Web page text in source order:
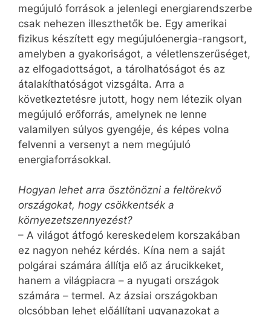
megújuló források a jelenlegi energiarendszerbe
csak nehezen illeszthetők be. Egy amerikai
fizikus készített egy megújulóenergia-rangsort,
amelyben a gyakoriságot, a véletlenszerűséget,
az elfogadottságot, a tárolhatóságot és az
átalakíthatóságot vizsgálta. Arra a
következtetésre jutott, hogy nem létezik olyan
megújuló erőforrás, amelynek ne lenne
valamilyen súlyos gyengéje, és képes volna
felvenni a versenyt a nem megújuló
energiaforrásokkal.
Hogyan lehet arra ösztönözni a feltörekvő
országokat, hogy csökkentsék a
környezetszennyezést?
– A világot átfogó kereskedelem korszakában
ez nagyon nehéz kérdés. Kína nem a saját
polgárai számára állítja elő az árucikkeket,
hanem a világpiacra – a nyugati országok
számára – termel. Az ázsiai országokban
olcsóbban lehet előállítani ugyanazokat a